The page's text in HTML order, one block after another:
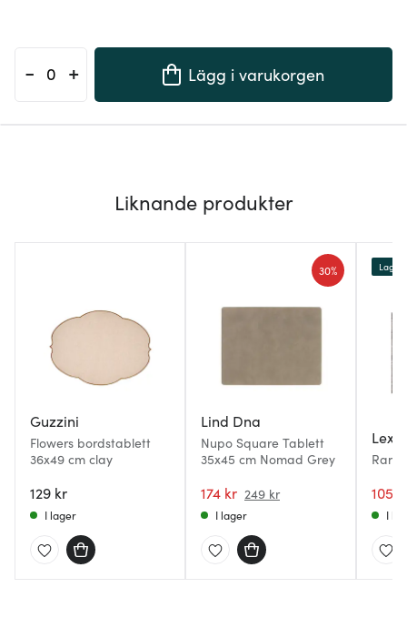
- + Lägg i varukorgen
Liknande produkter
Guzzini
Flowers bordstablett
36x49 cm clay
129 kr
I lager
Lind Dna
Nupo Square Tablett
35x45 cm Nomad Grey
174 kr 249 kr
30%
I lager
105
I